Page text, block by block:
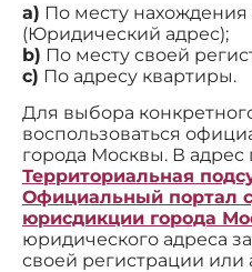
a) По месту
(Юридический адрес);
b) По месту своей
c) По адресу квартиры.
Для выбора
воспользоваться
города Москвы. В адрес
Территориальная
Официальный портал
юрисдикции города
юридического адреса
своей регистрации или